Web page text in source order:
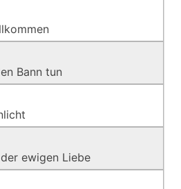
Bann tun
ewigen Liebe